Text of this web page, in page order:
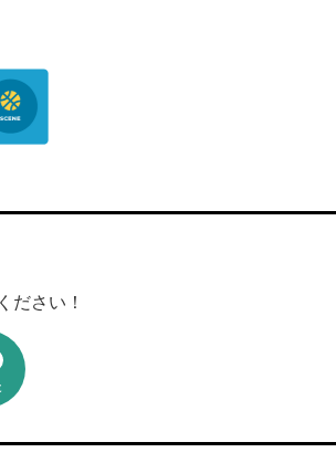
ださい！